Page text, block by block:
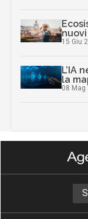
15 Giu
L’IA
la
08 Mag